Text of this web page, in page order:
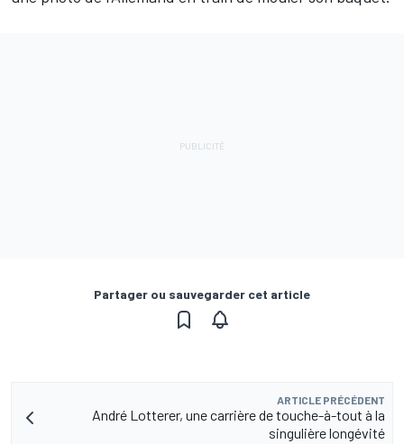
Partager ou sauvegarder cet article
ARTICLE PRÉCÉDENT
André Lotterer, une carrière de touche-à-tout à la
singulière longévité